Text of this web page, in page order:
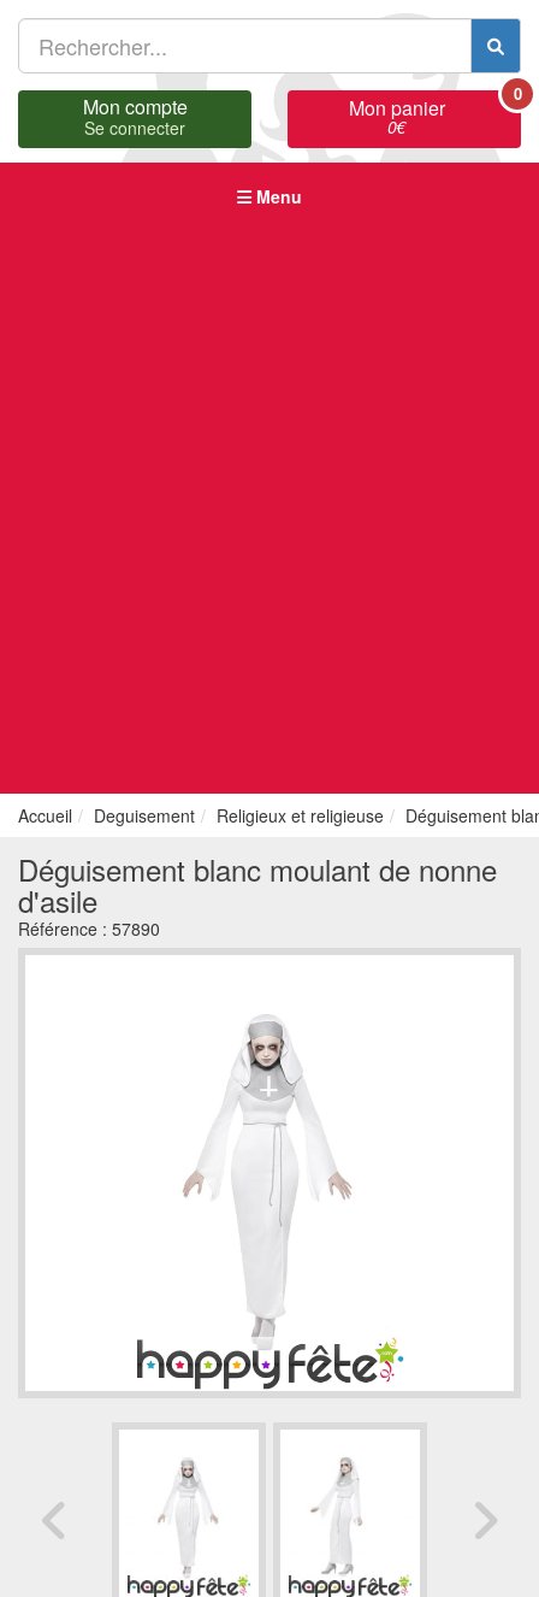
Mon compte
Se connecter
Mon panier
0€
0
Menu
Accueil Deguisement Religieux et religieuse Déguisement
Déguisement blanc moulant de nonne
d'asile
Référence : 57890